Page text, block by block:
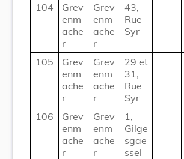
104
Grev
enm
ache
r
Grev
enm
ache
r
43,
Rue
Syr
105
Grev
enm
ache
r
Grev
enm
ache
r
29 et
31,
Rue
Syr
106
Grev
enm
ache
r
Grev
enm
ache
r
1,
Gilge
sgae
ssel